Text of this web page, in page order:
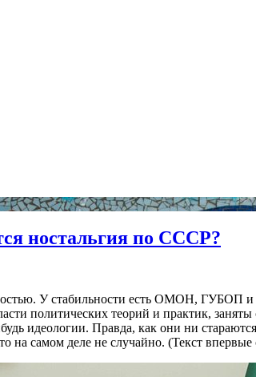
ностальгия по СССР?
У стабильности есть ОМОН, ГУБОП и
политических теорий и практик, заняты
идеологии. Правда, как они ни
на самом деле не случайно. (Текст